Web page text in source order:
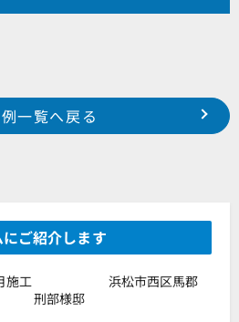
2022年4月施工 浜松市中区広沢町 S様邸一覧へ戻る
ご紹介します
月施工 浜松市西区馬郡
部様邸